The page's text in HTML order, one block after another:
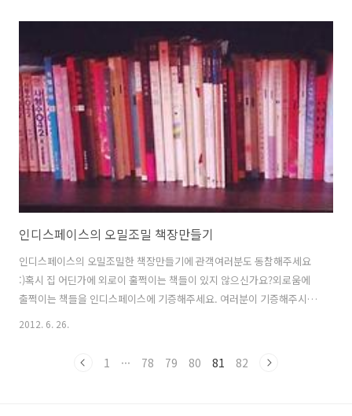
기하고, 관객과의 커뮤니티가 확장되기를 꿈꾸어 봅니다. 독립영화 아지
트. 독립영화전용관 인디스페이스에서 독립영화의 매력을 흠뻑 느껴보
세요. 독립영화 보는 날의 특별한 혜택 ◦ 모든 상영작 천 원 할인 (조조,
단체 할인 제외 중복 할인 가능) ◦ 다양한 이벤트와 함께 하는 독립영화
와의 특별한 만남 ◦ 인디스페이스만의 다양한 경품 이벤트까지. 8월 1
일 독립영화 보는날..
인디스페이스의 오밀조밀 책장만들기
인디스페이스의 오밀조밀한 책장만들기에 관객여러분도 동참해주세요
:)혹시 집 어딘가에 외로이 훌쩍이는 책들이 있지 않으신가요?외로움에
출쩍이는 책들을 인디스페이스에 기증해주세요. 여러분이 기증해주시는
2012. 6. 26.
1 ··· 78 79 80 81 82